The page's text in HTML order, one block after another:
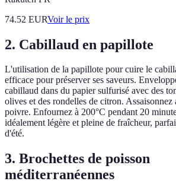
74.52 EURVoir le prix
2. Cabillaud en papillote
L'utilisation de la papillote pour cuire le
efficace pour préserver ses saveurs.
cabillaud dans du papier sulfurisé avec des
olives et des rondelles de citron. Assaisonnez
poivre. Enfournez à 200°C pendant 20
idéalement légère et pleine de fraîcheur,
d'été.
3. Brochettes de poisson
méditerranéennes